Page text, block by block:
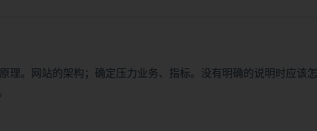
理。网站的架构；确定压力业务、指标。没有明确的说明时应该